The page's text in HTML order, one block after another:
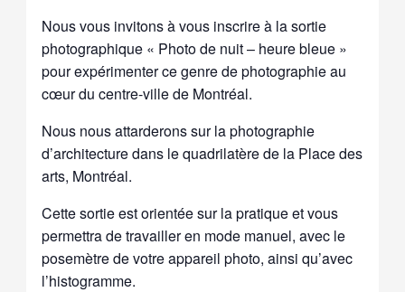
Nous vous invitons à vous inscrire à la sortie
photographique « Photo de nuit – heure bleue »
pour expérimenter ce genre de photographie au
cœur du centre-ville de Montréal.
Nous nous attarderons sur la photographie
d’architecture dans le quadrilatère de la Place des
arts, Montréal.
Cette sortie est orientée sur la pratique et vous
permettra de travailler en mode manuel, avec le
posemètre de votre appareil photo, ainsi qu’avec
l’histogramme.